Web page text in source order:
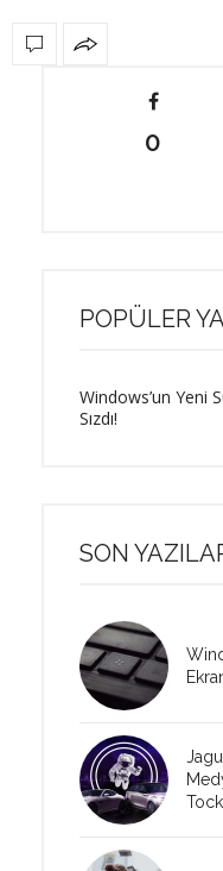
0
POPÜLER
Windows’un Yeni
Sızdı!
SON